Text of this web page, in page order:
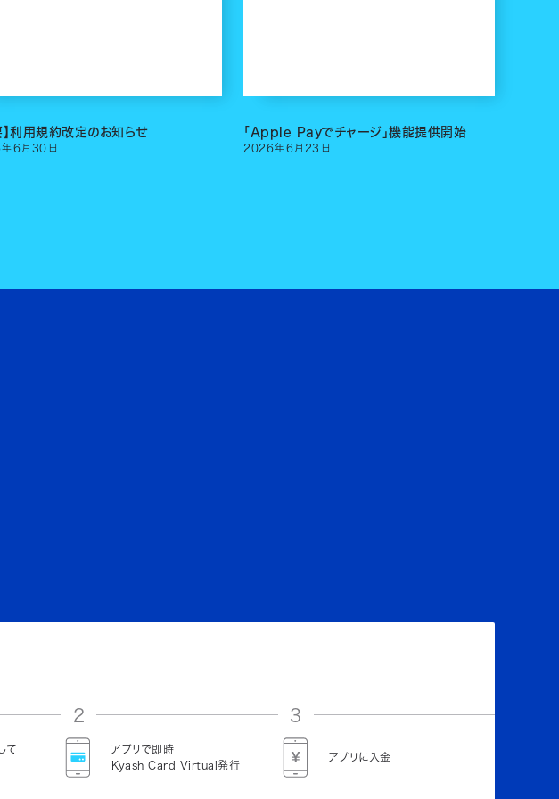
】利用規約改定のお知らせ
年6 月 30 日
「Apple Payでチャージ」機能提供開始
2026年6 月 23 日
して
2
アプリで即時
Kyash Card Virtual発行
3
アプリに入金